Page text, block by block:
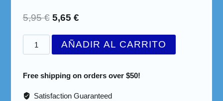
5,95€ 5,65 €
AÑADIR AL CARRITO
Free shipping on orders over $50!
Satisfaction Guaranteed